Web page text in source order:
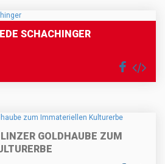
SCHACHINGER
GOLDHAUBE ZUM